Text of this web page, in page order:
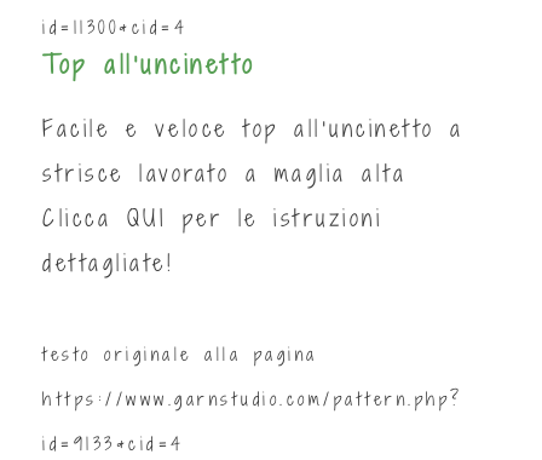
id=11300&cid=4
Top all’uncinetto
Facile e veloce top all'uncinetto a
strisce lavorato a maglia alta
Clicca QUI
per le istruzioni
dettagliate!
testo originale alla pagina
https://www.garnstudio.com/pattern.php?
id=9133&cid=4